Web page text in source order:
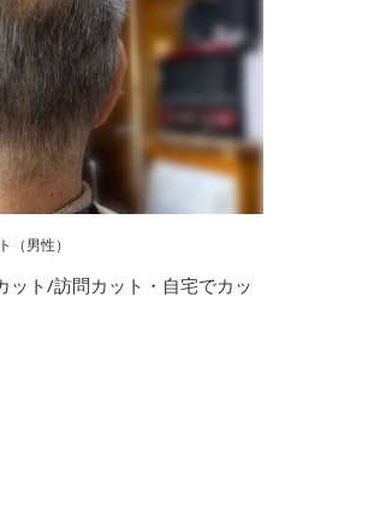
（男性）
ット/訪問カット・自宅でカッ